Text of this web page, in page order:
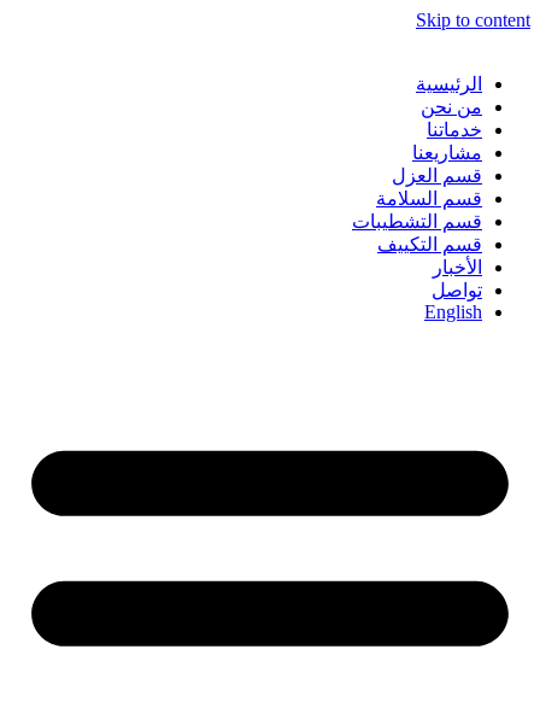
Skip to content
الرئيسية
من نحن
خدماتنا
مشاريعنا
قسم العزل
قسم السلامة
قسم التشطيبات
قسم التكييف
الأخبار
تواصل
English